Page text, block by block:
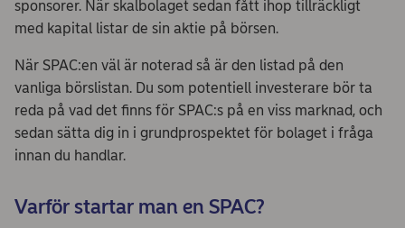
sponsorer. När skalbolaget sedan fått ihop tillräckligt
med kapital listar de sin aktie på börsen.
När SPAC:en väl är noterad så är den listad på den
vanliga börslistan. Du som potentiell investerare bör ta
reda på vad det finns för SPAC:s på en viss marknad, och
sedan sätta dig in i grundprospektet för bolaget i fråga
innan du handlar.
Varför startar man en SPAC?